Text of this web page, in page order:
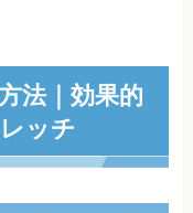
法｜効果的
ッチ